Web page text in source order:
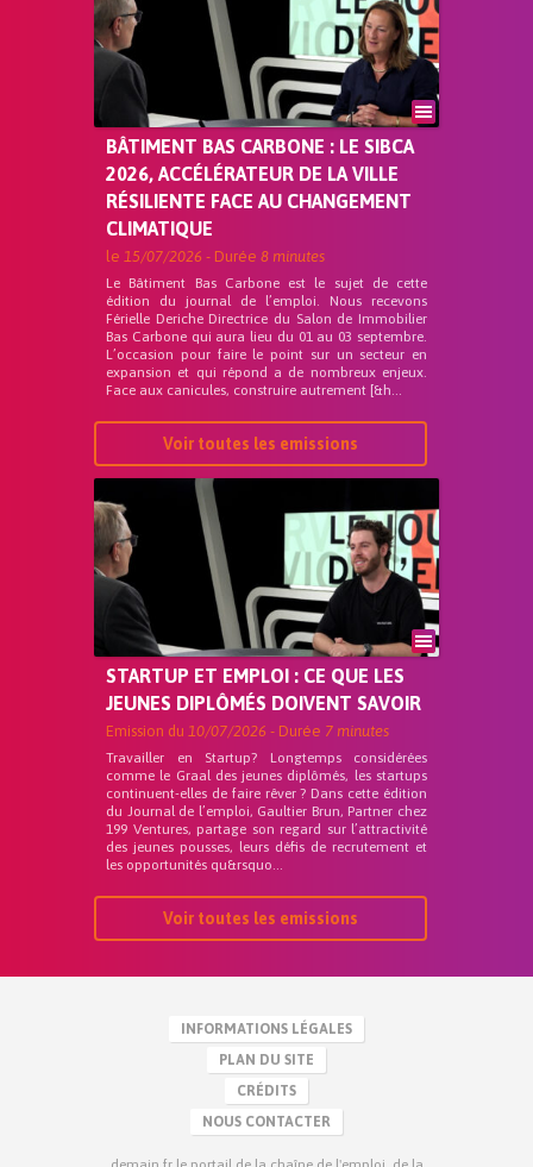
BÂTIMENT BAS CARBONE : LE SIBCA
2026, ACCÉLÉRATEUR DE LA VILLE
RÉSILIENTE FACE AU CHANGEMENT
CLIMATIQUE
le 15/07/2026 - Durée 8 minutes
Le Bâtiment Bas Carbone est le sujet de cette
édition du journal de l’emploi. Nous recevons
Férielle Deriche Directrice du Salon de Immobilier
Bas Carbone qui aura lieu du 01 au 03 septembre.
L’occasion pour faire le point sur un secteur en
expansion et qui répond a de nombreux enjeux.
Face aux canicules, construire autrement [&h...
Voir toutes les emissions
STARTUP ET EMPLOI : CE QUE LES
JEUNES DIPLÔMÉS DOIVENT SAVOIR
Emission du 10/07/2026 - Durée 7 minutes
Travailler en Startup? Longtemps considérées
comme le Graal des jeunes diplômés, les startups
continuent-elles de faire rêver ? Dans cette édition
du Journal de l’emploi, Gaultier Brun, Partner chez
199 Ventures, partage son regard sur l’attractivité
des jeunes pousses, leurs défis de recrutement et
les opportunités qu&rsquo...
Voir toutes les emissions
INFORMATIONS LÉGALES
PLAN DU SITE
CRÉDITS
NOUS CONTACTER